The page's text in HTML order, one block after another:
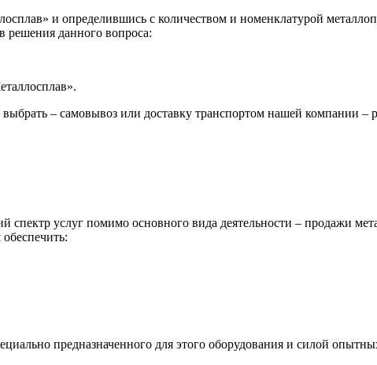
и определившись с количеством и номенклатурой
решения данного вопроса:
– самовывоз или доставку транспортом нашей компании –
услуг помимо основного вида деятельности – продажи
предназначенного для этого оборудования и силой